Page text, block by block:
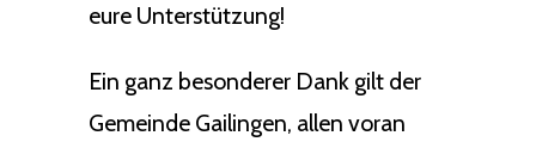
eure Unterstützung!
Ein ganz besonderer Dank gilt der
Gemeinde Gailingen, allen voran